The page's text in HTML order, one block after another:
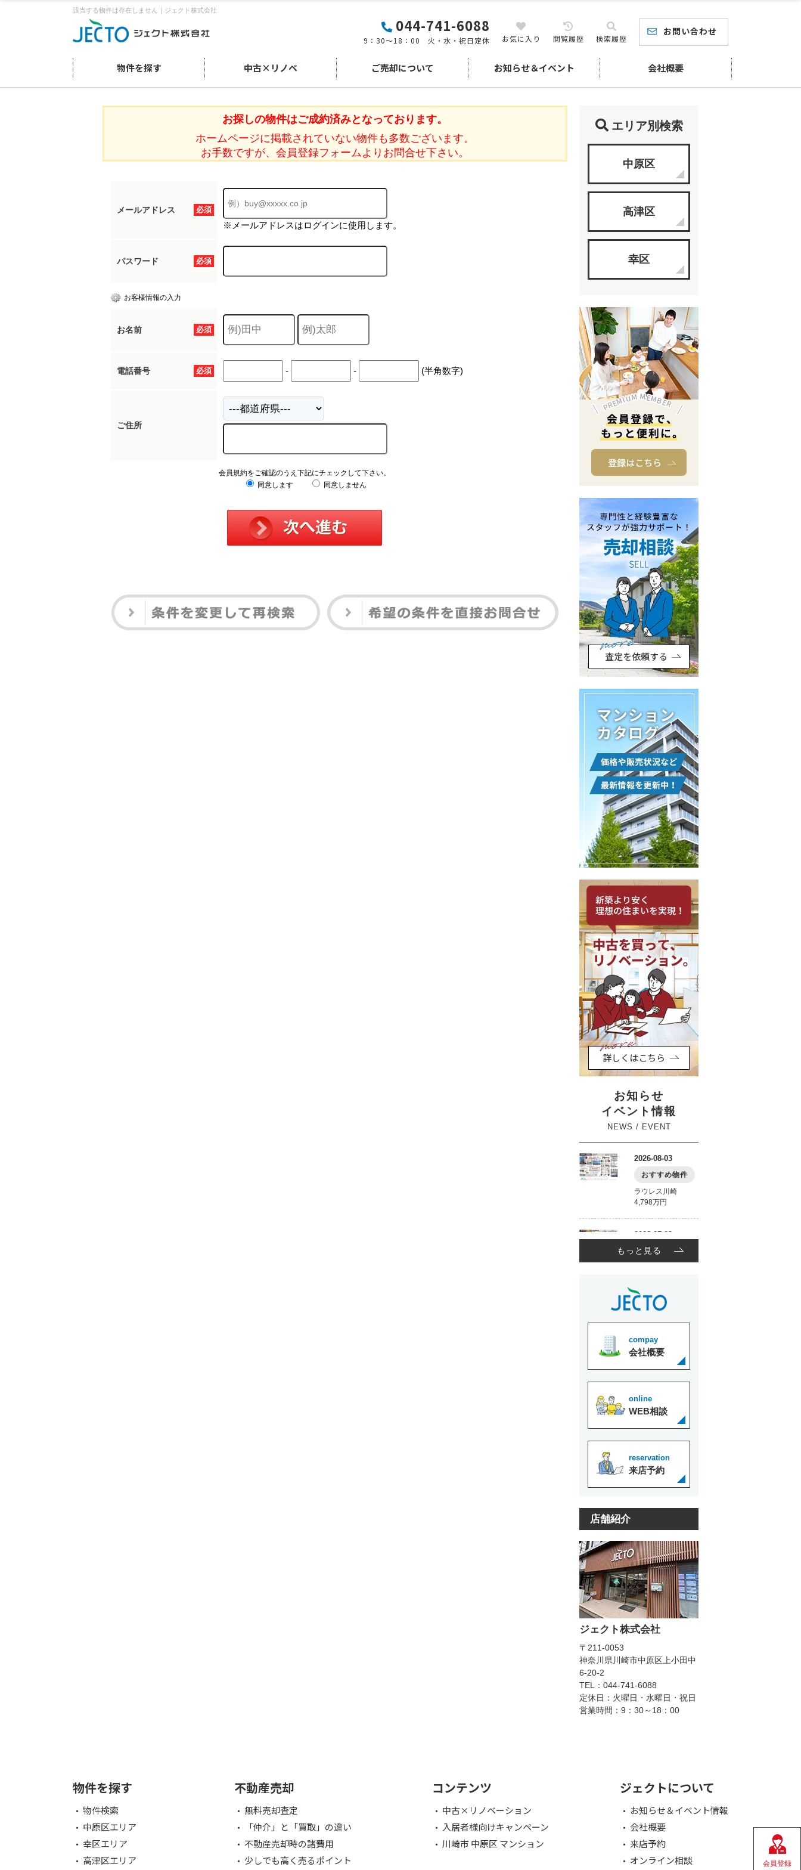
該当する物件は存在しません｜ジェクト株式会社
044-741-6088
9：30～18：00 火・水・祝日定休 お気に入り 閲覧履歴 検索履歴
お問い合わせ
物件を探す 中古×リノベ ご売却について お知らせ＆イベント 会社概要
お探しの物件はご成約済みとなっております。
ホームページに掲載されていない物件も多数ございます。
お手数ですが、会員登録フォームよりお問合せ下さい。
必須
メールアドレス
※メールアドレスはログインに使用します。
必須
パスワード
お客様情報の入力
必須
お名前
必須
電話番号 - - (半角数字)
ご住所
会員規約をご確認のうえ下記にチェックして下さい。
同意します
同意しません
エリア別検索
中原区
高津区
幸区
お知らせ
イベント情報
NEWS / EVENT
もっと見る
compay
会社概要
online
WEB相談
reservation
来店予約
店舗紹介
ジェクト株式会社
〒211-0053
神奈川県川崎市中原区上小田中
6-20-2
TEL：044-741-6088
定休日：火曜日・水曜日・祝日
営業時間：9：30～18：00
会員登録
物件を探す
物件検索
中原区エリア
幸区エリア
高津区エリア
不動産売却
無料売却査定
「仲介」と「買取」の違い
不動産売却時の諸費用
少しでも高く売るポイント
コンテンツ
中古×リノベーション
入居者様向けキャンペーン
川崎市 中原区 マンション
ジェクトについて
お知らせ＆イベント情報
会社概要
来店予約
オンライン相談